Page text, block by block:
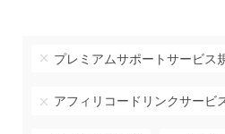
プレミアムサポートサービス
アフィリコードリンクサービ